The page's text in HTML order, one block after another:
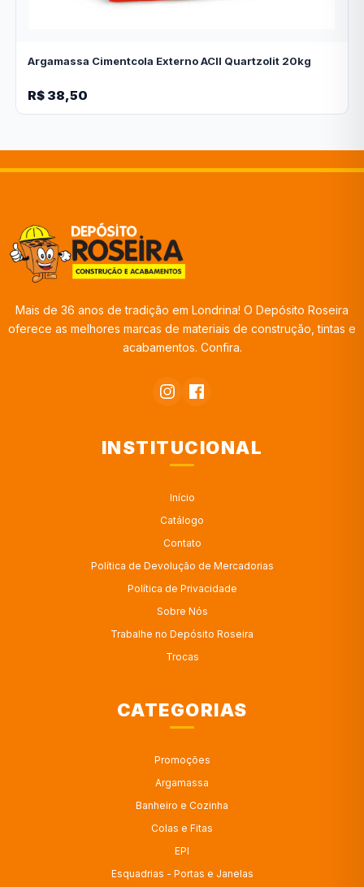
Argamassa Cimentcola Externo ACII Quartzolit 20kg
R$ 38,50
Mais de 36 anos de tradição em Londrina! O Depósito Roseira
oferece as melhores marcas de materiais de construção, tintas e
acabamentos. Confira.
INSTITUCIONAL
Início
Catálogo
Contato
Política de Devolução de Mercadorias
Política de Privacidade
Sobre Nós
Trabalhe no Depósito Roseira
Trocas
CATEGORIAS
Promoções
Argamassa
Banheiro e Cozinha
Colas e Fitas
EPI
Esquadrias - Portas e Janelas